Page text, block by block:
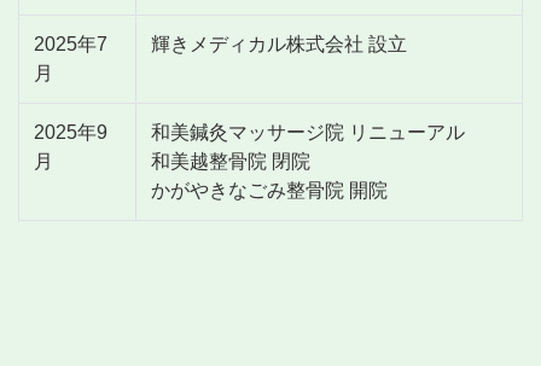
2025年7
月
輝きメディカル株式会社 設立
2025年9
月
和美鍼灸マッサージ院 リニューアル
和美越整骨院 閉院
かがやきなごみ整骨院 開院